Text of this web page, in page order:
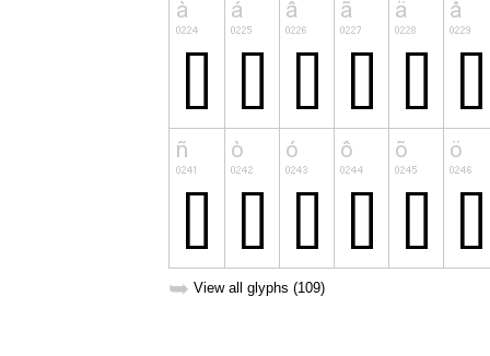
➥ View all glyphs (109)